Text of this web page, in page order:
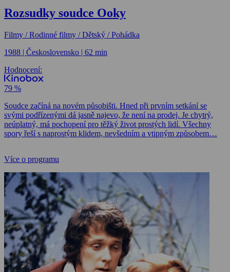
Rozsudky soudce Ooky
Filmy / Rodinné filmy / Dětský / Pohádka
1988 | Československo | 62 min
Hodnocení:
79 %
Soudce začíná na novém působišti. Hned při prvním setkání se
svými podřízenými dá jasně najevo, že není na prodej. Je chytrý,
neúplatný, má pochopení pro těžký život prostých lidí. Všechny
spory řeší s naprostým klidem, nevšedním a vtipným způsobem…
Více o programu